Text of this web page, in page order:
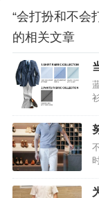
“会打扮和不会
的相关文章